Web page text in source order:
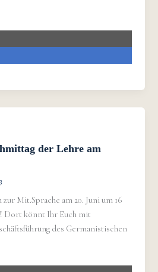
der Lehre am
Mit.Sprache am 20. Juni um 16
Dort könnt Ihr Euch mit
des Germanistischen